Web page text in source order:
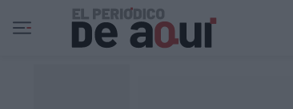
Ir al contenido principal